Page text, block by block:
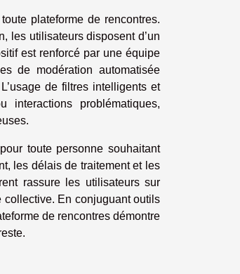
plateforme de rencontres.
les utilisateurs disposent d’un
est renforcé par une équipe
de modération automatisée
de filtres intelligents et
interactions problématiques,
toute personne souhaitant
les délais de traitement et les
rassure les utilisateurs sur
collective. En conjuguant outils
de rencontres démontre